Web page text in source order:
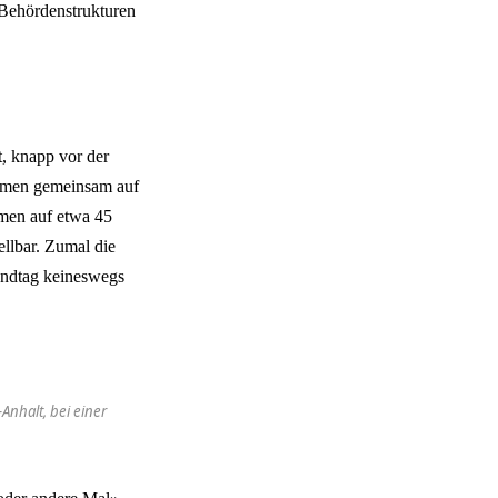
knapp vor der
gemeinsam auf
auf etwa 45
Zumal die
keineswegs
bei einer